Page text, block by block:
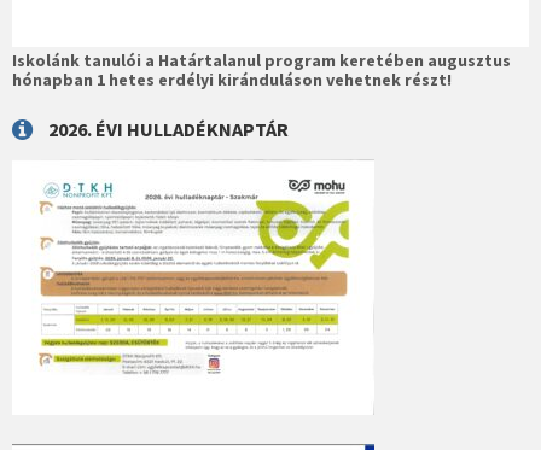
Iskolánk tanulói a Határtalanul program keretében augusztus
hónapban 1 hetes erdélyi kiránduláson vehetnek részt!
2026. ÉVI HULLADÉKNAPTÁR